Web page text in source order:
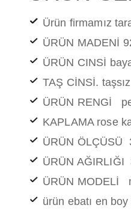
Ürün firmamız
ÜRÜN MADENİ
ÜRÜN CINSİ
TAŞ CİNSİ. taşsız
ÜRÜN RENGİ
KAPLAMA rose
ÜRÜN ÖLÇÜSÜ
ÜRÜN
ÜRÜN MODELİ
ürün ebatı en